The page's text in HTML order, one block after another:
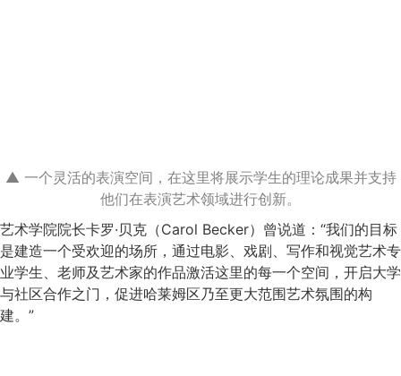
▲ 一个灵活的表演空间，在这里将展示学生的理论成果并支持
他们在表演艺术领域进行创新。
艺术学院院长卡罗·贝克（Carol Becker）曾说道：“我们的目标
是建造一个受欢迎的场所，通过电影、戏剧、写作和视觉艺术专
业学生、老师及艺术家的作品激活这里的每一个空间，开启大学
与社区合作之门，促进哈莱姆区乃至更大范围艺术氛围的构
建。”